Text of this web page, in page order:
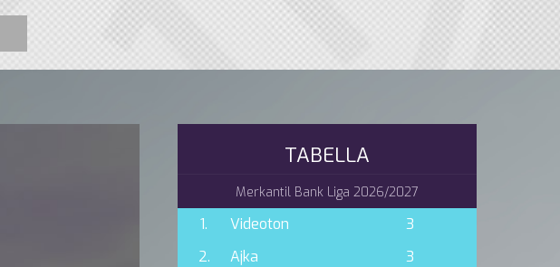
TABELLA
Merkantil Bank Liga 2026/2027
1. Videoton
3
2.
Ajka
3